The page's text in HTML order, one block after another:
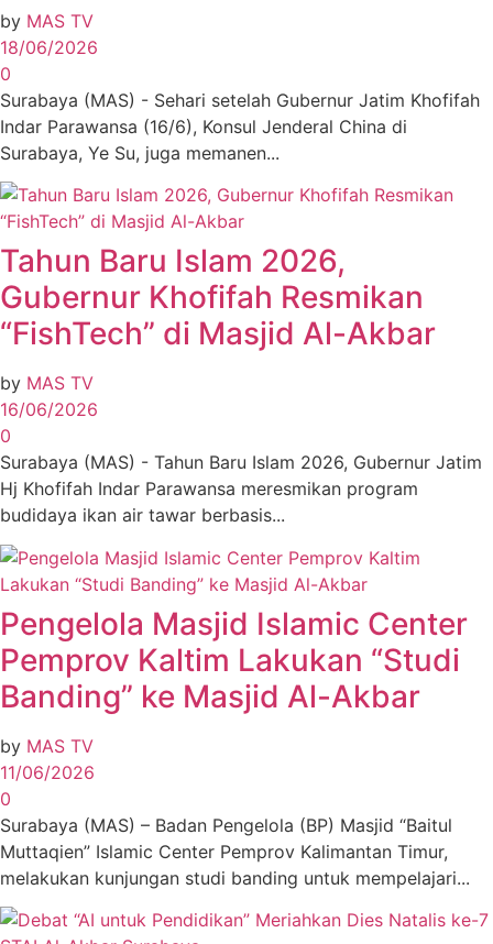
by MAS TV
18/06/2026
0
Surabaya (MAS) - Sehari setelah Gubernur Jatim Khofifah
Indar Parawansa (16/6), Konsul Jenderal China di
Surabaya, Ye Su, juga memanen...
Tahun Baru Islam 2026,
Gubernur Khofifah Resmikan
“FishTech” di Masjid Al-Akbar
by MAS TV
16/06/2026
0
Surabaya (MAS) - Tahun Baru Islam 2026, Gubernur Jatim
Hj Khofifah Indar Parawansa meresmikan program
budidaya ikan air tawar berbasis...
Pengelola Masjid Islamic Center
Pemprov Kaltim Lakukan “Studi
Banding” ke Masjid Al-Akbar
by MAS TV
11/06/2026
0
Surabaya (MAS) – Badan Pengelola (BP) Masjid “Baitul
Muttaqien” Islamic Center Pemprov Kalimantan Timur,
melakukan kunjungan studi banding untuk mempelajari...